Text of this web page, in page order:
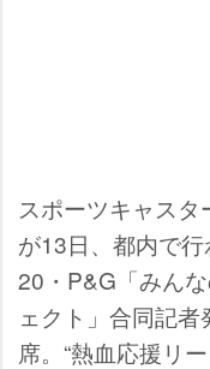
スポーツキャスタ
が13日、都内で
20・P&G「みん
ェクト」合同記者
席。“熱血応援リ